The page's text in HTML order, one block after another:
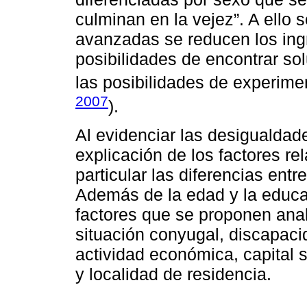
culminan en la vejez”. A ello
avanzadas se reducen los
posibilidades de encontrar
las posibilidades de
2007).
Al evidenciar las
explicación de los factores
particular las diferencias
Además de la edad y la
factores que se proponen
situación conyugal,
actividad económica, capital
y localidad de residencia.